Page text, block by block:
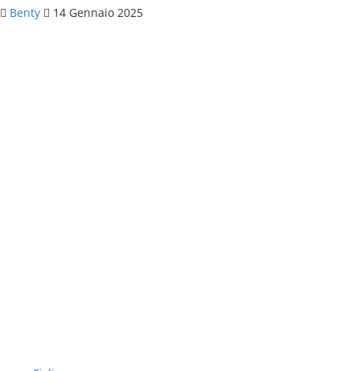
Benty 14 Gennaio 2025